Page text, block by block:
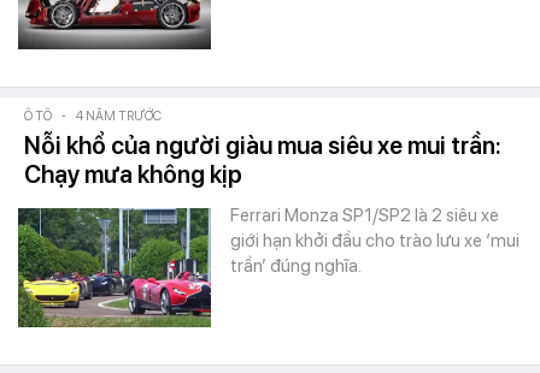
Ô TÔ - 4 NĂM TRƯỚC
Nỗi khổ của người giàu mua siêu xe mui trần:
Chạy mưa không kịp
Ferrari Monza SP1/SP2 là 2 siêu xe
giới hạn khởi đầu cho trào lưu xe ‘mui
trần’ đúng nghĩa.